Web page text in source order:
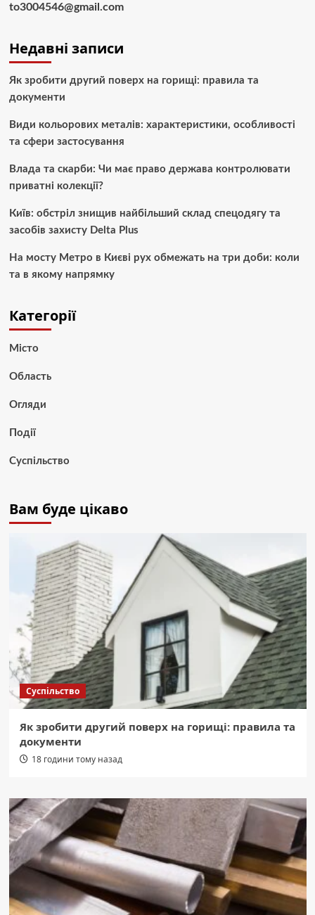
to3004546@gmail.com
Недавні записи
Як зробити другий поверх на горищі: правила та
документи
Види кольорових металів: характеристики, особливості
та сфери застосування
Влада та скарби: Чи має право держава контролювати
приватні колекції?
Київ: обстріл знищив найбільший склад спецодягу та
засобів захисту Delta Plus
На мосту Метро в Києві рух обмежать на три доби: коли
та в якому напрямку
Категорії
Місто
Область
Огляди
Події
Суспільство
Вам буде цікаво
Суспільство
Як зробити другий поверх на горищі: правила та
документи
18 години тому назад